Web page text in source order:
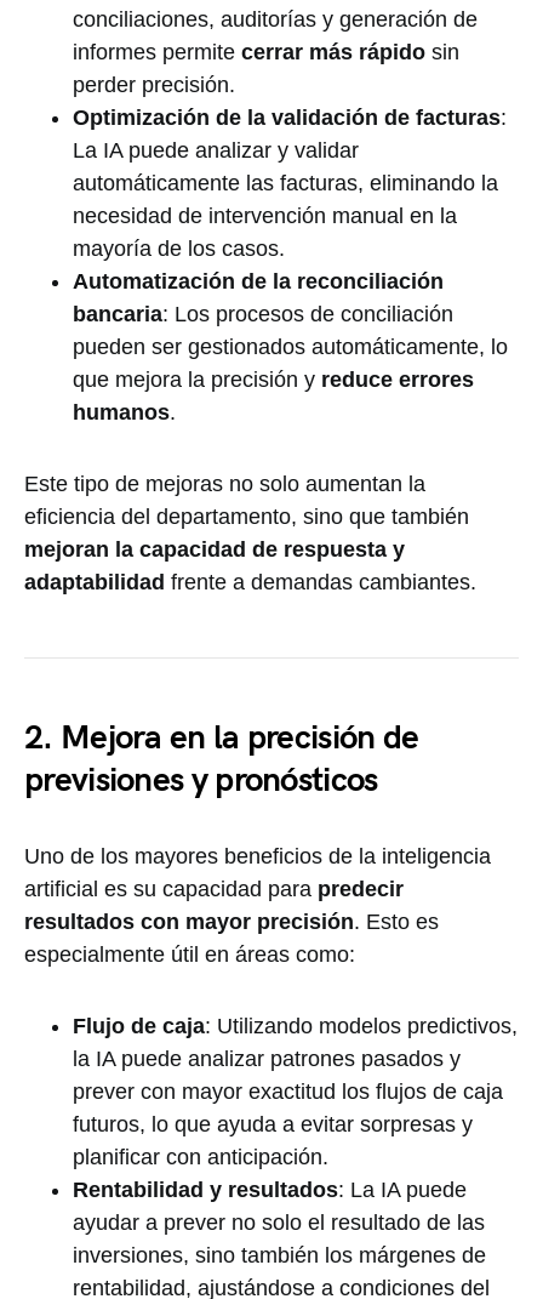
conciliaciones, auditorías y generación de
informes permite cerrar más rápido sin
perder precisión.
Optimización de la validación de facturas:
La IA puede analizar y validar
automáticamente las facturas, eliminando la
necesidad de intervención manual en la
mayoría de los casos.
Automatización de la reconciliación
bancaria: Los procesos de conciliación
pueden ser gestionados automáticamente, lo
que mejora la precisión y reduce errores
humanos.
Este tipo de mejoras no solo aumentan la
eficiencia del departamento, sino que también
mejoran la capacidad de respuesta y
adaptabilidad frente a demandas cambiantes.
2. Mejora en la precisión de
previsiones y pronósticos
Uno de los mayores beneficios de la inteligencia
artificial es su capacidad para predecir
resultados con mayor precisión. Esto es
especialmente útil en áreas como:
Flujo de caja: Utilizando modelos predictivos,
la IA puede analizar patrones pasados y
prever con mayor exactitud los flujos de caja
futuros, lo que ayuda a evitar sorpresas y
planificar con anticipación.
Rentabilidad y resultados: La IA puede
ayudar a prever no solo el resultado de las
inversiones, sino también los márgenes de
rentabilidad, ajustándose a condiciones del